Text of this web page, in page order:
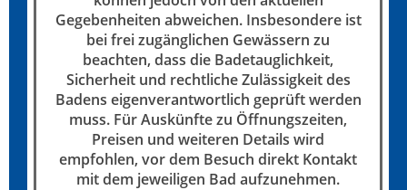
Gegebenheiten abweichen. Insbesondere ist
bei frei zugänglichen Gewässern zu
beachten, dass die Badetauglichkeit,
Sicherheit und rechtliche Zulässigkeit des
Badens eigenverantwortlich geprüft werden
muss. Für Auskünfte zu Öffnungszeiten,
Preisen und weiteren Details wird
empfohlen, vor dem Besuch direkt Kontakt
mit dem jeweiligen Bad aufzunehmen.